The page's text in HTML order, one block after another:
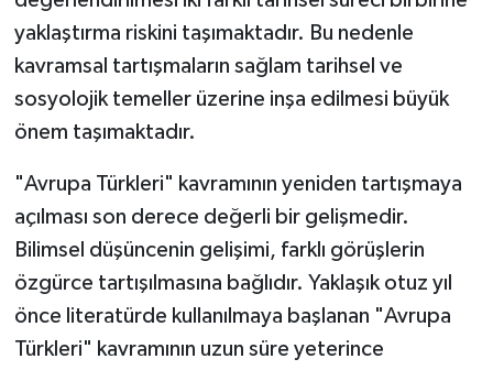
yaklaştırma riskini taşımaktadır. Bu nedenle
kavramsal tartışmaların sağlam tarihsel ve
sosyolojik temeller üzerine inşa edilmesi büyük
önem taşımaktadır.
"Avrupa Türkleri" kavramının yeniden tartışmaya
açılması son derece değerli bir gelişmedir.
Bilimsel düşüncenin gelişimi, farklı görüşlerin
özgürce tartışılmasına bağlıdır. Yaklaşık otuz yıl
önce literatürde kullanılmaya başlanan "Avrupa
Türkleri" kavramının uzun süre yeterince